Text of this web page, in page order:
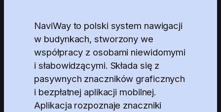
NaviWay to polski system nawigacji
w budynkach, stworzony we
współpracy z osobami niewidomymi
i słabowidzącymi. Składa się z
pasywnych znaczników graficznych
i bezpłatnej aplikacji mobilnej.
Aplikacja rozpoznaje znaczniki